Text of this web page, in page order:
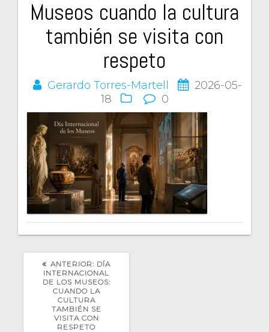
Museos cuando la cultura
también se visita con
respeto
Gerardo Torres-Martell
2026-05-
18
0
de
entradas
ANTERIOR: POST
ANTERIOR:
DÍA
INTERNACIONAL
DE LOS MUSEOS:
CUANDO LA
CULTURA
TAMBIÉN SE
VISITA CON
RESPETO